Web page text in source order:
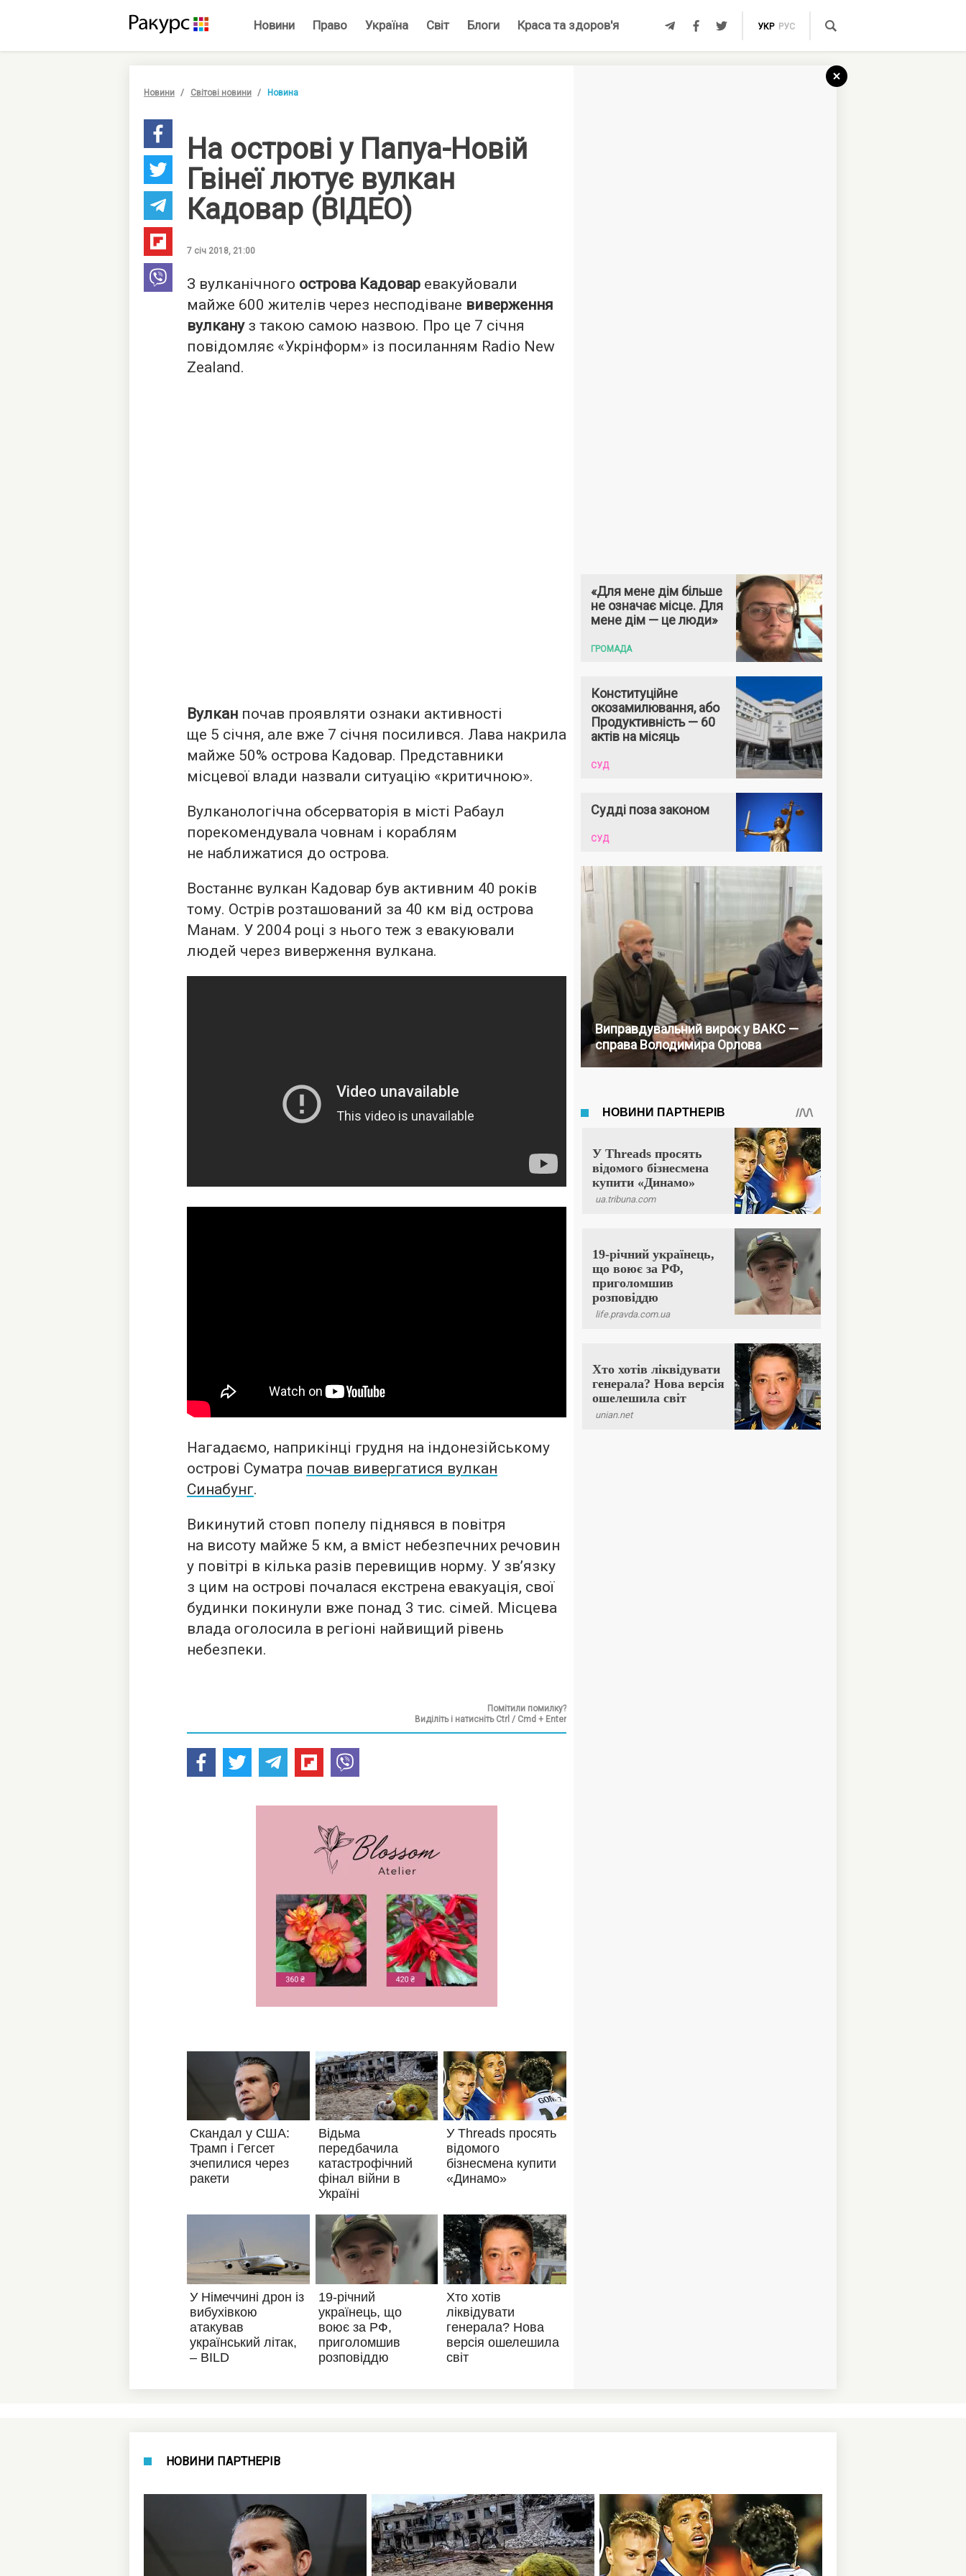
Новини Право Україна Світ Блоги Краса та здоров'я УКР РУС
Новини Світові новини Новина
На острові у Папуа-Новій
Гвінеї лютує вулкан
Кадовар (ВІДЕО)
7 січ 2018, 21:00
З вулканічного острова Кадовар евакуйовали
майже 600 жителів через несподіване виверження
вулкануз такою самою назвою. Про це 7 січня
повідомляє «Укрінформ» із посиланням Radio New
Zealand.
Вулкан почав проявляти ознаки активності
ще 5 січня, але вже 7 січня посилився. Лава накрила
майже 50% острова Кадовар. Представники
місцевої влади назвали ситуацію «критичною».
Вулканологічна обсерваторія в місті Рабаул
порекомендувала човнам і кораблям
не наближатися до острова.
Востаннє вулкан Кадовар був активним 40 років
тому. Острів розташований за 40 км від острова
Манам. У 2004 році з нього теж з евакуювали
людей через виверження вулкана.
Нагадаємо, наприкінці грудня на індонезійському
острові Суматра почав вивергатися вулкан
Синабунг.
Викинутий стовп попелу піднявся в повітря
на висоту майже 5 км, а вміст небезпечних речовин
у повітрі в кілька разів перевищив норму. У зв’язку
з цим на острові почалася екстрена евакуація, свої
будинки покинули вже понад 3 тис. сімей. Місцева
влада оголосила в регіоні найвищий рівень
небезпеки.
Помітили помилку?
Виділіть і натисніть Ctrl / Cmd + Enter
«Для мене дім більше
не означає місце. Для
мене дім — це люди»
ГРОМАДА
Конституційне
окозамилювання, або
Продуктивність — 60
актів на місяць
СУД
Судді поза законом
СУД
Виправдувальний вирок у ВАКС —
справа Володимира Орлова
НОВИНИ ПАРТНЕРІВ